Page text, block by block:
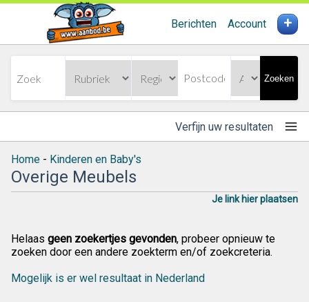
Berichten Account +
Zoeken
Verfijn uw resultaten
Home - Kinderen en Baby's
Overige Meubels
Je link hier plaatsen
Helaas geen zoekertjes gevonden, probeer opnieuw te
zoeken door een andere zoekterm en/of zoekcreteria.
Mogelijk is er wel resultaat in Nederland